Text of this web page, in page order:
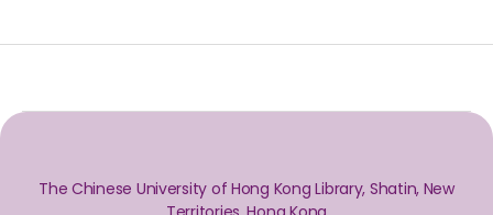
The Chinese University of Hong Kong Library, Shatin, New